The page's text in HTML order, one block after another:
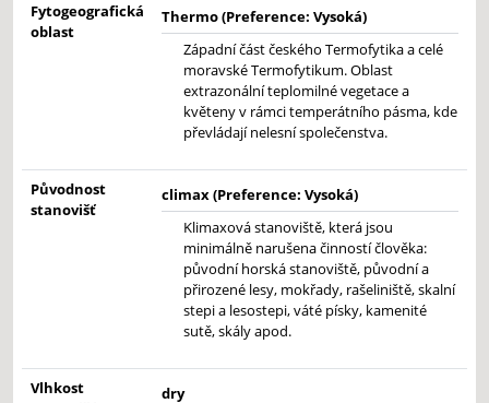
Fytogeografická
oblast
Thermo (Preference: Vysoká)
Západní část českého Termofytika a celé
moravské Termofytikum. Oblast
extrazonální teplomilné vegetace a
květeny v rámci temperátního pásma, kde
převládají nelesní společenstva.
Původnost
stanovišť
climax (Preference: Vysoká)
Klimaxová stanoviště, která jsou
minimálně narušena činností člověka:
původní horská stanoviště, původní a
přirozené lesy, mokřady, rašeliniště, skalní
stepi a lesostepi, váté písky, kamenité
sutě, skály apod.
Vlhkost
dry